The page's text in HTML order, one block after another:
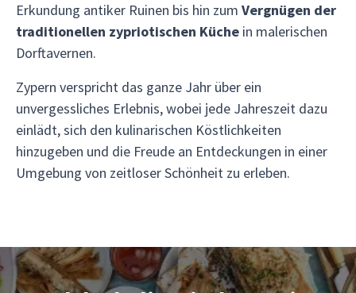
Erkundung antiker Ruinen bis hin zum Vergnügen der
traditionellen zypriotischen Küche in malerischen
Dorftavernen.
Zypern verspricht das ganze Jahr über ein
unvergessliches Erlebnis, wobei jede Jahreszeit dazu
einlädt, sich den kulinarischen Köstlichkeiten
hinzugeben und die Freude an Entdeckungen in einer
Umgebung von zeitloser Schönheit zu erleben.